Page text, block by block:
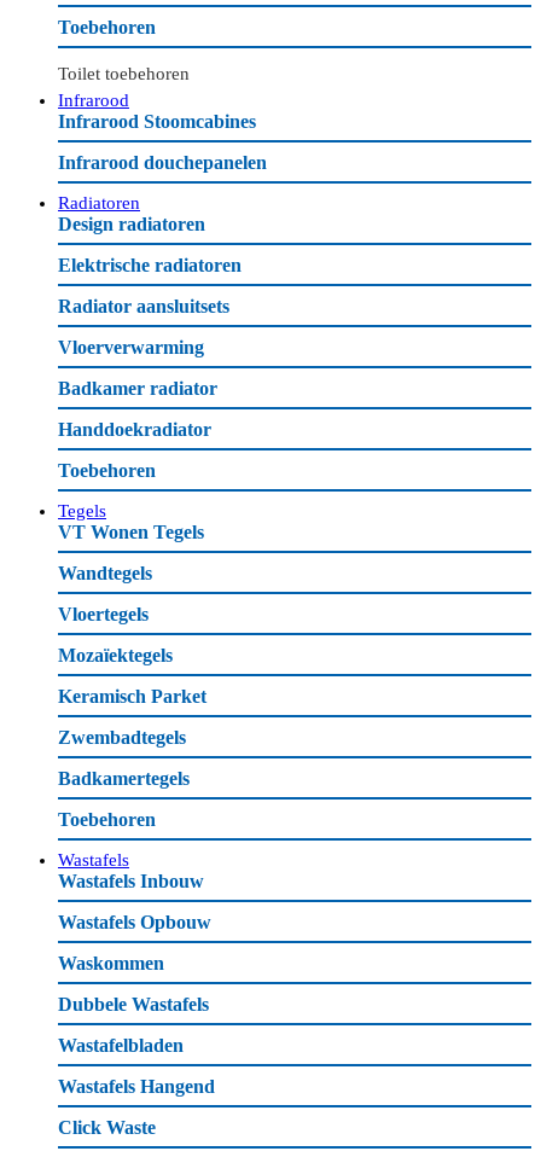
Toebehoren
Toilet toebehoren
Infrarood
Infrarood Stoomcabines
Infrarood douchepanelen
Radiatoren
Design radiatoren
Elektrische radiatoren
Radiator aansluitsets
Vloerverwarming
Badkamer radiator
Handdoekradiator
Toebehoren
Tegels
VT Wonen Tegels
Wandtegels
Vloertegels
Mozaïektegels
Keramisch Parket
Zwembadtegels
Badkamertegels
Toebehoren
Wastafels
Wastafels Inbouw
Wastafels Opbouw
Waskommen
Dubbele Wastafels
Wastafelbladen
Wastafels Hangend
Click Waste